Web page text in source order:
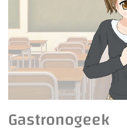
Gastronogeek